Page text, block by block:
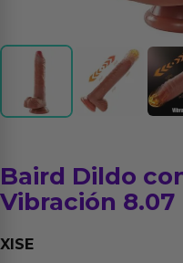
Baird Dildo
Vibración 8.07
XISE